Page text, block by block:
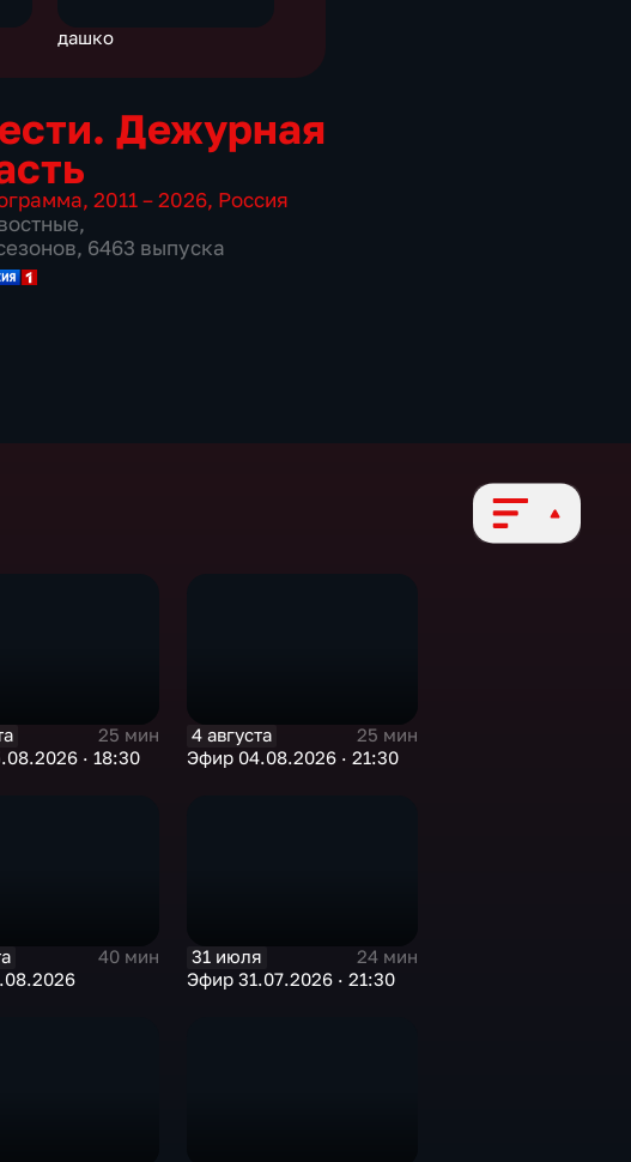
дашко
Дежурная
, 2011 – 2026, Россия
,
6463 выпуска
25 мин
· 18:30
4 августа
25 мин
Эфир 04.08.2026 · 21:30
40 мин
31 июля
24 мин
Эфир 31.07.2026 · 21:30